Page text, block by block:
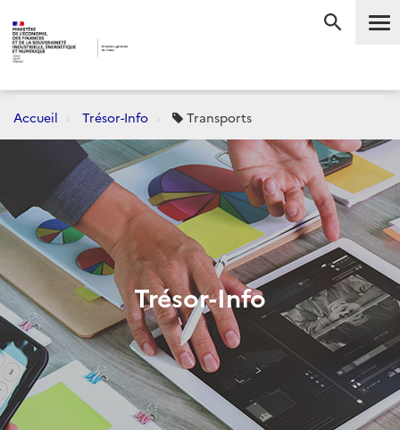
Accueil Trésor-Info Transports
Trésor-Info